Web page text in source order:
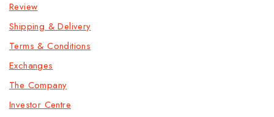
Review
Shipping & Delivery
Terms & Conditions
Exchanges
The Company
Investor Centre